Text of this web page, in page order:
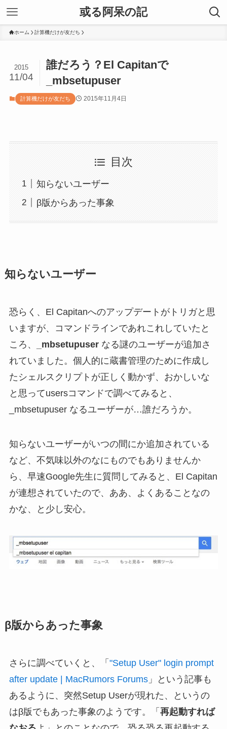
或る阿呆の記
ホーム 計算機だけが友だち
誰だろう？El Capitanで
_mbsetupuser
2015
11/04
計算機だけが友だち 2015年11月4日
目次
知らないユーザー
β版からあった事象
知らないユーザー
恐らく、El Capitanへのアップデートがトリガと思
いますが、コマンドラインであれこれしていたと
ころ、
_mbsetupuserなる謎のユーザーが追加さ
れていました。個人的に蔵書管理のために作成し
たシェルスクリプトが正しく動かず、おかしいな
と思ってusersコマンドで調べてみると、
_mbsetupuser なるユーザーが…誰だろうか。
知らないユーザーがいつの間にか追加されている
など、不気味以外のなにものでもありませんか
ら、早速Google先生に質問してみると、El Capitan
が連想されていたので、ああ、よくあることなの
かな、と少し安心。
β版からあった事象
さらに調べていくと、「 "Setup User" login prompt
after update | MacRumors Forums」という記事も
あるように、突然Setup Userが現れた、というの
はβ版でもあった事象のようです。「 再起動すれば